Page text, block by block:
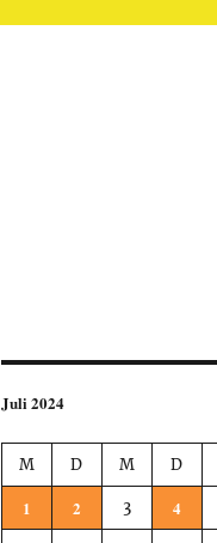
Juli 2024
M D M D
1 2 3 4